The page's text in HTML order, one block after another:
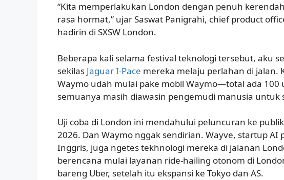
“Kita memperlakukan London dengan penuh
rasa hormat,” ujar Saswat Panigrahi, chief product
hadirin di SXSW London.
Beberapa kali selama festival teknologi tersebut, aku
sekilas Jaguar I-Pace mereka melaju perlahan di jalan.
Waymo udah mulai pake mobil Waymo—total ada
semuanya masih diawasin pengemudi manusia untuk
Uji coba di London ini mendahului peluncuran ke
2026. Dan Waymo nggak sendirian. Wayve, startup AI
Inggris, juga ngetes tekhnologi mereka di jalanan
berencana mulai layanan ride-hailing otonom di
bareng Uber, setelah itu ekspansi ke Tokyo dan AS.